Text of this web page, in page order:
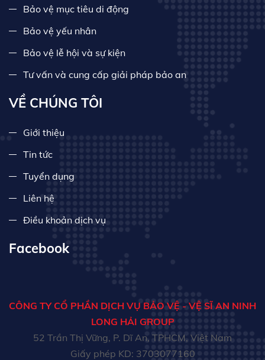
Bảo vệ mục tiêu di động
Bảo vệ yếu nhân
Bảo vệ lễ hội và sự kiện
Tư vấn và cung cấp giải pháp bảo an
VỀ CHÚNG TÔI
Giới thiệu
Tin tức
Tuyển dụng
Liên hệ
Điều khoản dịch vụ
Facebook
CÔNG TY CỔ PHẦN DỊCH VỤ BẢO VỆ - VỆ SĨ AN NINH
LONG HẢI GROUP
52 Trần Thị Vững, P. Dĩ An, TPHCM, Việt Nam
Giấy phép KD: 3703077160